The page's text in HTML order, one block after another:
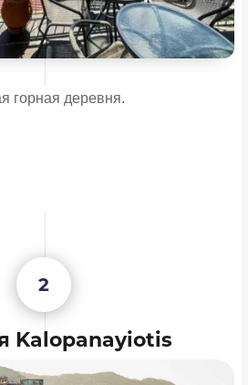
горная деревня.
2
Kalopanayiotis